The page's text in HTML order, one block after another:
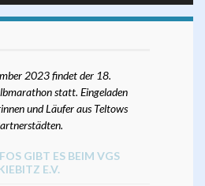
2023 findet der 18.
statt. Eingeladen
und Läufer aus Teltows
GIBT ES BEIM VGS
E.V.